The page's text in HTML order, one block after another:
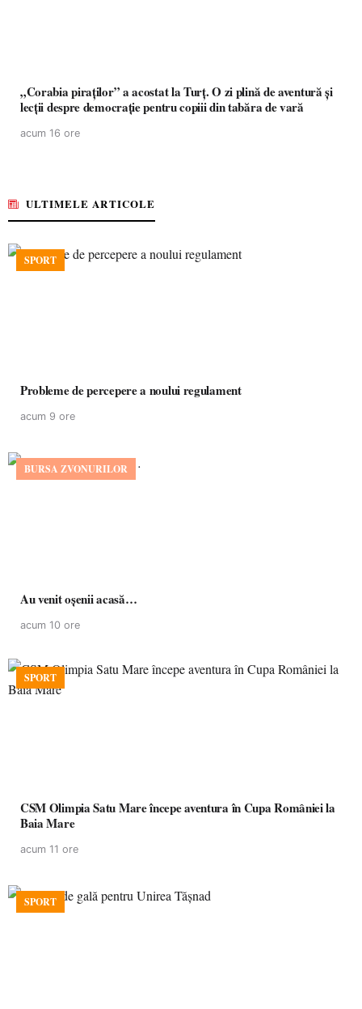
„Corabia piraților” a acostat la Turț. O zi plină de aventură și
lecții despre democrație pentru copiii din tabăra de vară
acum 16 ore
ULTIMELE ARTICOLE
SPORT
Probleme de percepere a noului regulament
acum 9 ore
BURSA ZVONURILOR
Au venit oșenii acasă…
acum 10 ore
SPORT
CSM Olimpia Satu Mare începe aventura în Cupa României la
Baia Mare
acum 11 ore
SPORT